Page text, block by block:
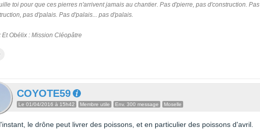
toi pour que ces pierres n'arrivent jamais au chantier. Pas d'pierre, pas d'construction. Pas
pas d'palais. Pas d'palais... pas d'palais.
Et Obélix : Mission Cléopâtre
COYOTE59
Le 01/04/2016 à 15h42 Membre utile Env. 300 message Moselle
le drône peut livrer des poissons, et en particulier des poissons d'avril.